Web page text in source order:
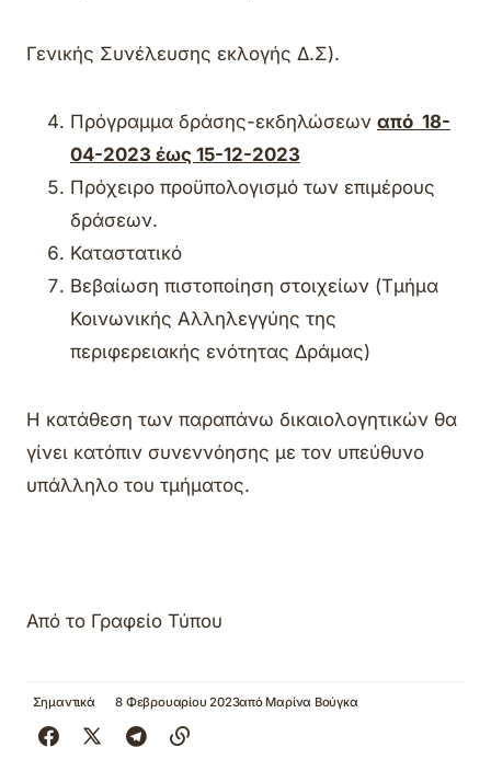
Γενικής Συνέλευσης εκλογής Δ.Σ).
Πρόγραμμα δράσης-εκδηλώσεων από 18-
04-2023 έως 15-12-2023
Πρόχειρο προϋπολογισμό των επιμέρους
δράσεων.
Καταστατικό
Βεβαίωση πιστοποίηση στοιχείων (Τμήμα
Κοινωνικής Αλληλεγγύης της
περιφερειακής ενότητας Δράμας)
Η κατάθεση των παραπάνω δικαιολογητικών θα
γίνει κατόπιν συνεννόησης με τον υπεύθυνο
υπάλληλο του τμήματος.
Από το Γραφείο Τύπου
Σημαντικά 8 Φεβρουαρίου 2023από Μαρίνα Βούγκα